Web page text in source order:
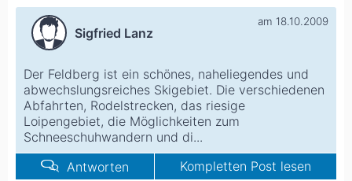
Sigfried Lanz
am 18.10.2009
Der Feldberg ist ein schönes, naheliegendes und
abwechslungsreiches Skigebiet. Die verschiedenen
Abfahrten, Rodelstrecken, das riesige
Loipengebiet, die Möglichkeiten zum
Schneeschuhwandern und di...
Antworten
Kompletten Post lesen